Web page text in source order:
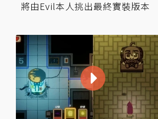
將由Evil本人挑出最終實裝版本